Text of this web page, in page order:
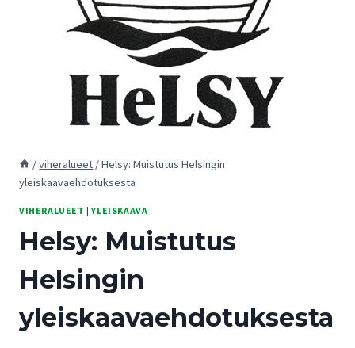
/viheralueet /Helsy: Muistutus Helsingin
yleiskaavaehdotuksesta
VIHERALUEET |YLEISKAAVA
Helsy: Muistutus
Helsingin
yleiskaavaehdotuksesta